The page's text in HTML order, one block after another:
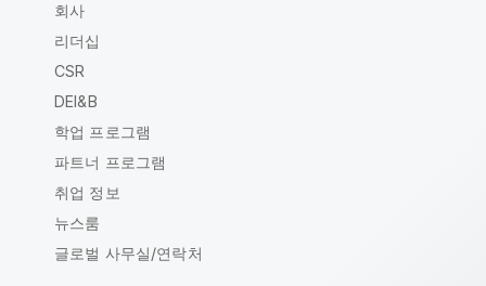
회사
리더십
CSR
DEI&B
학업 프로그램
파트너 프로그램
취업 정보
뉴스룸
글로벌 사무실/연락처